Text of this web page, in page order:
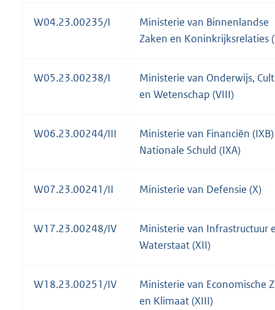
W04.23.00235/I
Ministerie van Binnenlandse
Zaken en Koninkrijksrelaties
W05.23.00238/I
Ministerie van Onderwijs,
en Wetenschap (VIII)
W06.23.00244/III
Ministerie van Financiën
Nationale Schuld (IXA)
W07.23.00241/II Ministerie van Defensie (X)
W17.23.00248/IV
Ministerie van Infrastructuur
Waterstaat (XII)
W18.23.00251/IV
Ministerie van Economische
en Klimaat (XIII)